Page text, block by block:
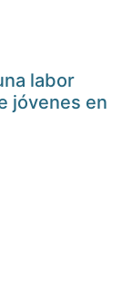
labor
jóvenes en